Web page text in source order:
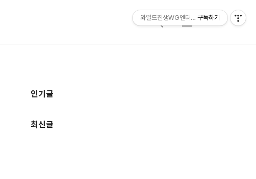
검
메
추
정
인기글
최신글
와일드진생WG엔터테인먼트
구독하기